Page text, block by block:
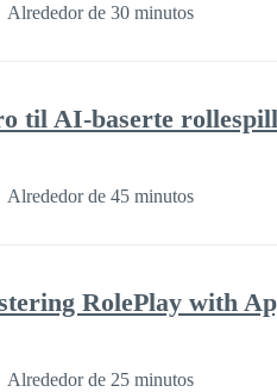
Alrededor de 30 minutos
til AI-baserte
Alrededor de 45 minutos
RolePlay with
Alrededor de 25 minutos